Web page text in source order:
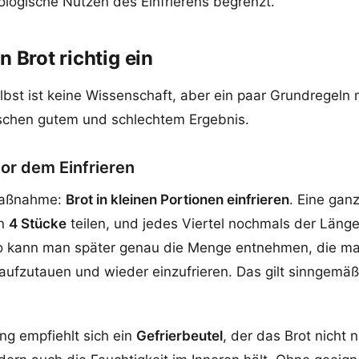
Brot richtig ein
ist keine Wissenschaft, aber ein paar Grundregeln
gutem und schlechtem Ergebnis.
dem Einfrieren
Brot in kleinen Portionen einfrieren. Eine
4 Stücke teilen, und jedes Viertel nochmals der
kann man später genau die Menge entnehmen, die
und wieder einzufrieren. Das gilt
empfiehlt sich ein Gefrierbeutel, der das Brot nicht